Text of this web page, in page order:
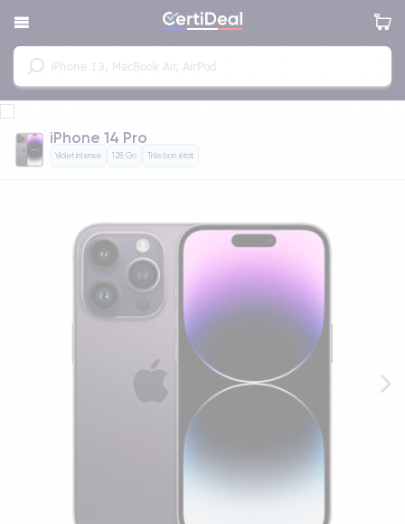
iPhone 14 Pro
Violet intense 128 Go Très bon état